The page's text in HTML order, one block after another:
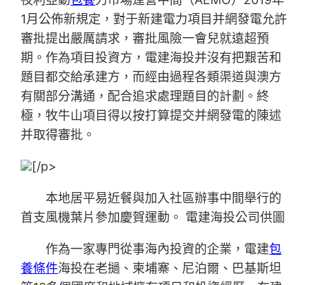
1月公佈新規定，對于新建電力項目并網發電允許
審批提出嚴厲請求，審批風險一會兒就遠超預
期。作為項目投資方，電建海投并沒有把艱苦和
題目都交給承建方，而經由過程各類渠道與澳方
有關部分溝通，配合追求處理題目的計劃。終
極，牧牛山項目得以按打算提交并網發電的陳述
并取得審批。
[/p>
本地居平易近餐與加入社區辦事中間舉行的
首支風機葉片參加慶賀運動。 電建海投公司供圖
作為一家專門從事海內投資的企業，電建包
養條件海投在老撾、柬埔寨、尼泊爾、巴基斯坦